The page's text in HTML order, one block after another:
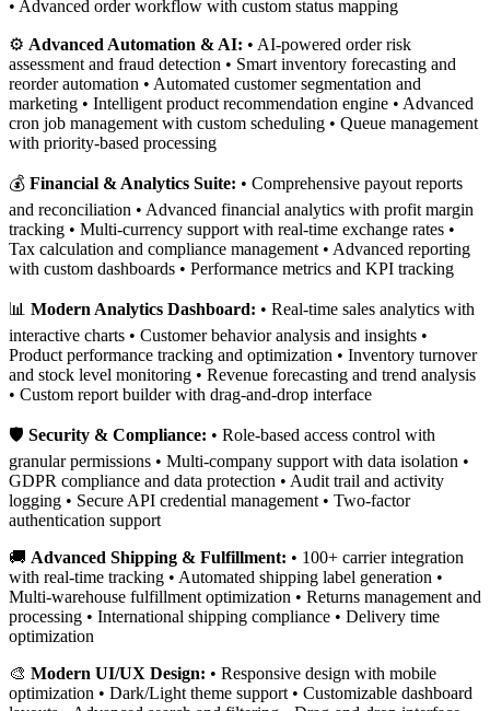
• Advanced order workflow with custom status mapping
⚙️ Advanced Automation & AI: • AI-powered order risk
assessment and fraud detection • Smart inventory forecasting and
reorder automation • Automated customer segmentation and
marketing • Intelligent product recommendation engine • Advanced
cron job management with custom scheduling • Queue management
with priority-based processing
💰 Financial & Analytics Suite: • Comprehensive payout reports
and reconciliation • Advanced financial analytics with profit margin
tracking • Multi-currency support with real-time exchange rates •
Tax calculation and compliance management • Advanced reporting
with custom dashboards • Performance metrics and KPI tracking
📊 Modern Analytics Dashboard: • Real-time sales analytics with
interactive charts • Customer behavior analysis and insights •
Product performance tracking and optimization • Inventory turnover
and stock level monitoring • Revenue forecasting and trend analysis
• Custom report builder with drag-and-drop interface
🛡️ Security & Compliance: • Role-based access control with
granular permissions • Multi-company support with data isolation •
GDPR compliance and data protection • Audit trail and activity
logging • Secure API credential management • Two-factor
authentication support
🚚 Advanced Shipping & Fulfillment: • 100+ carrier integration
with real-time tracking • Automated shipping label generation •
Multi-warehouse fulfillment optimization • Returns management and
processing • International shipping compliance • Delivery time
optimization
🎨 Modern UI/UX Design: • Responsive design with mobile
optimization • Dark/Light theme support • Customizable dashboard